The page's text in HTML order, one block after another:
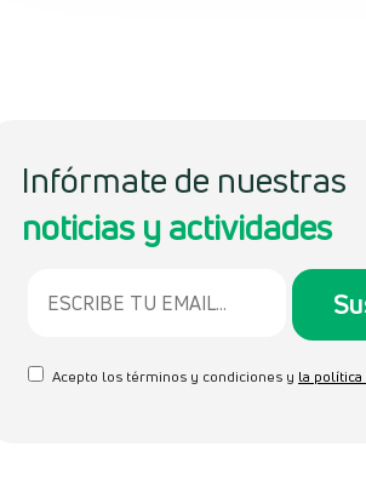
Infórmate de nuestras
noticias y actividades
Acepto los términos y condiciones y la política